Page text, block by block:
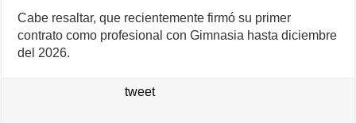
Cabe resaltar, que recientemente firmó su primer
contrato como profesional con Gimnasia hasta diciembre
del 2026.
tweet